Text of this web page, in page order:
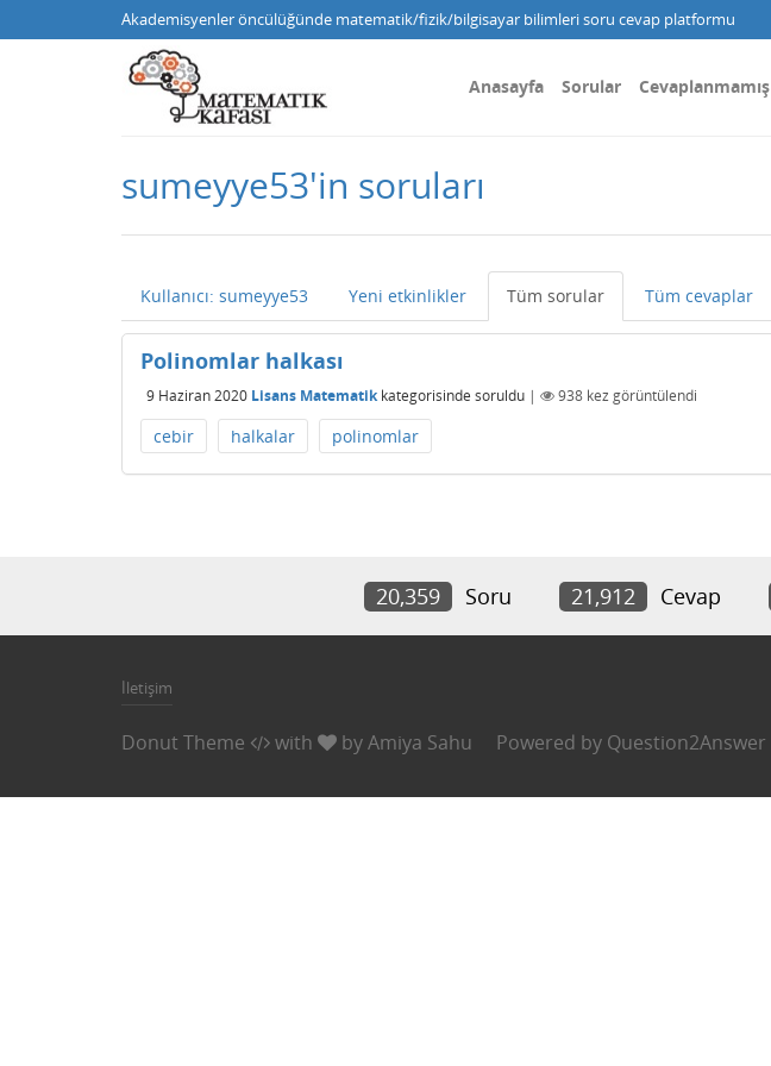
Akademisyenler öncülüğünde matematik/fizik/bilgisayar bilimleri soru cevap platformu
Anasayfa Sorular Cevaplanmamış
sumeyye53'in soruları
Kullanıcı: sumeyye53 Yeni etkinlikler Tüm sorular Tüm cevaplar
Polinomlar halkası
9 Haziran 2020 Lisans Matematikkategorisinde soruldu | 938 kez görüntülendi
cebir halkalar polinomlar
20,359 Soru 21,912 Cevap
İletişim
Donut Theme with byAmiya Sahu Powered by Question2Answer